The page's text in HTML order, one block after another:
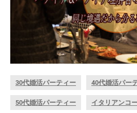
30代婚活パーティー 40代婚活パー
50代婚活パーティー イタリアンコ